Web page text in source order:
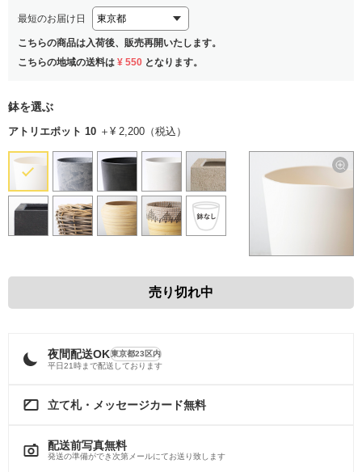
最短のお届け日
こちらの商品は入荷後、販売再開いたします。
こちらの地域の送料は ¥ 550 となります。
鉢を選ぶ
アトリエポット 10 ＋¥ 2,200（税込）
売り切れ中
夜間配送OK東京都23区内
平日21時まで配送しております
立て札・メッセージカード無料
配送前写真無料
発送の準備ができ次第メールにてお送り致します